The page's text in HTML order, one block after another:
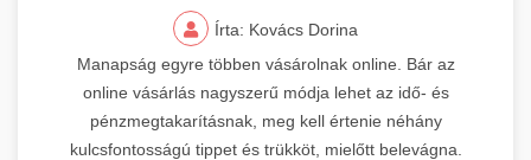
Írta: Kovács Dorina
Manapság egyre többen vásárolnak online. Bár az
online vásárlás nagyszerű módja lehet az idő- és
pénzmegtakarításnak, meg kell értenie néhány
kulcsfontosságú tippet és trükköt, mielőtt belevágna.